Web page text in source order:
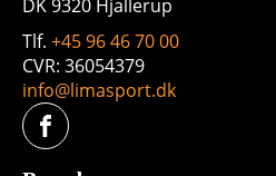
DK 9320 Hjallerup
Tlf. +45 96 46 70 00
CVR: 36054379
info@limasport.dk